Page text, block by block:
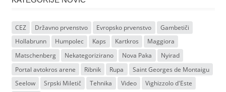
CEZ Državno prvenstvo Evropsko prvenstvo
Gambetiči
Hollabrunn
Humpolec Kaps Kartkros
Maggiora
Matschenberg
Nekategorizirano Nova Paka
Nyirad
Portal avtokros arene
Ribnik Rupa
Saint Georges de Montaigu
Seelow
Srpski Miletič Tehnika Video
Vighizzolo d'Este